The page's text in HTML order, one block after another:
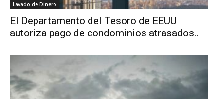
Lavado de Dinero
El Departamento del Tesoro de EEUU
autoriza pago de condominios atrasados...